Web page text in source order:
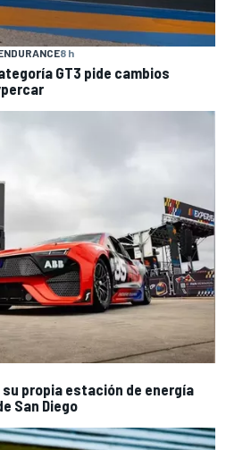
8 h
GT3 pide cambios
su propia estación de energía
San Diego